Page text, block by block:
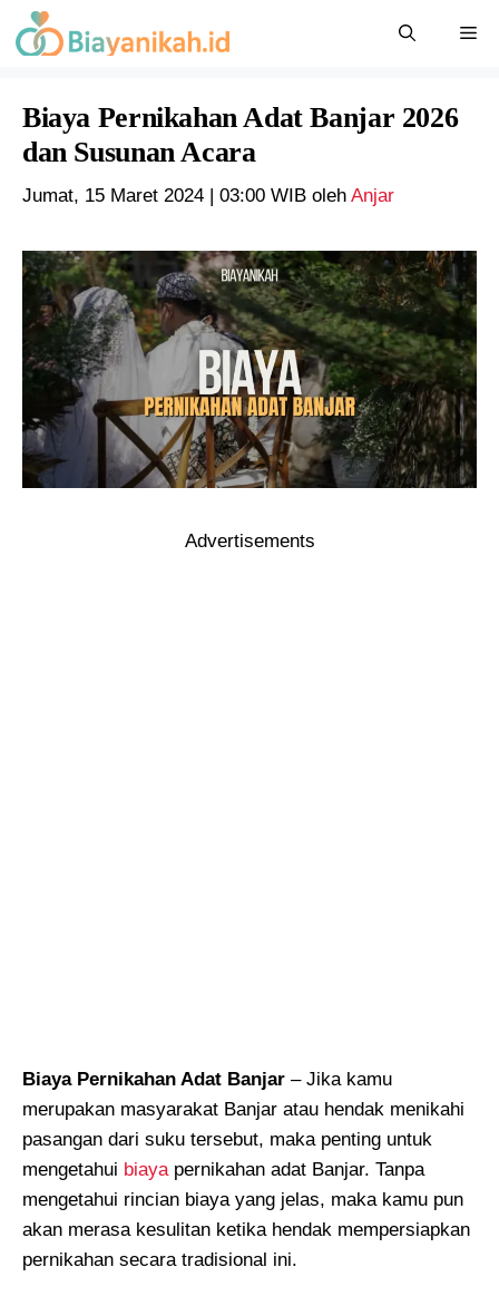
Langsung
ke
Biaya Pernikahan Adat Banjar 2026
dan Susunan Acara
Jumat, 15 Maret 2024 | 03:00 WIB oleh Anjar
Advertisements
Biaya Pernikahan Adat Banjar – Jika kamu
merupakan masyarakat Banjar atau hendak menikahi
pasangan dari suku tersebut, maka penting untuk
mengetahui biaya pernikahan adat Banjar. Tanpa
mengetahui rincian biaya yang jelas, maka kamu pun
akan merasa kesulitan ketika hendak mempersiapkan
pernikahan secara tradisional ini.